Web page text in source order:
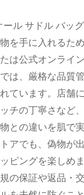
ール サドル バッ
を手に入れるた
は公式オンライ
は、厳格な品質
ています。店舗
チの丁寧さなど
との違いを肌で
アでも、偽物が
ピングを楽しめ
の保証や返品・